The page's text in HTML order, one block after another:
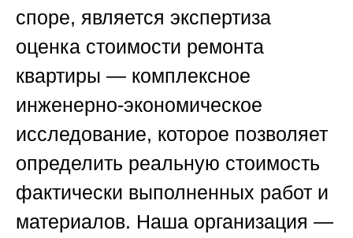
споре, является экспертиза
оценка стоимости ремонта
квартиры — комплексное
инженерно-экономическое
исследование, которое позволяет
определить реальную стоимость
фактически выполненных работ и
материалов. Наша организация —